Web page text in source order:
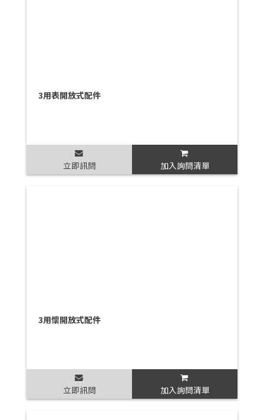
3用表開放式配件
立即訊問 加入詢問清單
3用懷開放式配件
立即訊問 加入詢問清單